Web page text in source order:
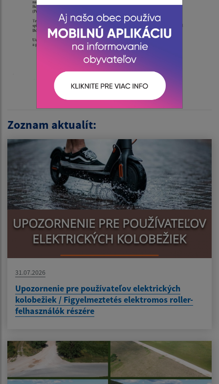
Zoznam aktualít:
31.07.2026
Upozornenie pre používateľov elektrických
kolobežiek / Figyelmeztetés elektromos roller-
felhasználók részére